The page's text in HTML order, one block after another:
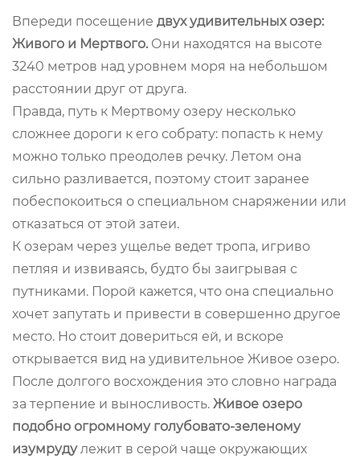
Впереди посещение двух удивительных озер:
Живого и Мертвого. Они находятся на высоте
3240 метров над уровнем моря на небольшом
расстоянии друг от друга.
Правда, путь к Мертвому озеру несколько
сложнее дороги к его собрату: попасть к нему
можно только преодолев речку. Летом она
сильно разливается, поэтому стоит заранее
побеспокоиться о специальном снаряжении или
отказаться от этой затеи.
К озерам через ущелье ведет тропа, игриво
петляя и извиваясь, будто бы заигрывая с
путниками. Порой кажется, что она специально
хочет запутать и привести в совершенно другое
место. Но стоит довериться ей, и вскоре
открывается вид на удивительное Живое озеро.
После долгого восхождения это словно награда
за терпение и выносливость. Живое озеро
подобно огромному голубовато-зеленому
изумрудулежит в серой чаще окружающих